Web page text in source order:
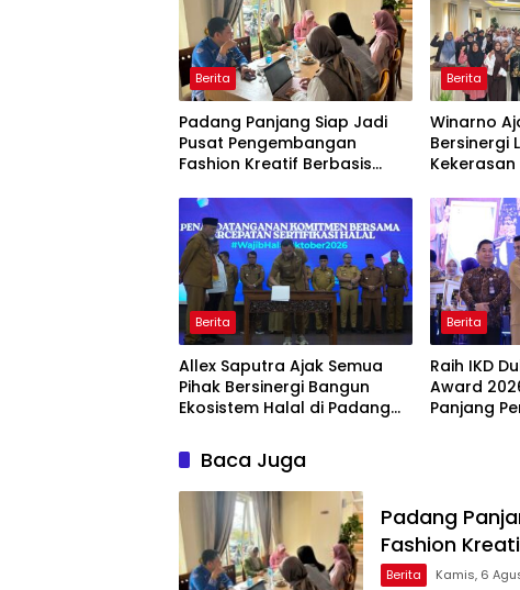
Berita
Padang Panjang Siap Jadi
Pusat Pengembangan
Fashion Kreatif Berbasis
Berita
Winarno
Bersinergi
Berita
Allex Saputra Ajak Semua
Pihak Bersinergi Bangun
Ekosistem Halal di Padang
Berita
Raih IKD
Award
Panjang
Baca Juga
Padang
Fashion
Berita Kamis, 6